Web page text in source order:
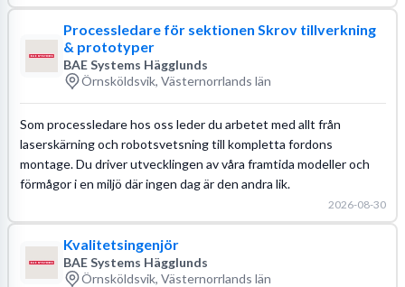
Processledare för sektionen Skrov tillverkning
& prototyper
BAE Systems Hägglunds
Örnsköldsvik, Västernorrlands län
Som processledare hos oss leder du arbetet med allt från
laserskärning och robotsvetsning till kompletta fordons
montage. Du driver utvecklingen av våra framtida modeller och
förmågor i en miljö där ingen dag är den andra lik.
2026-08-30
Kvalitetsingenjör
BAE Systems Hägglunds
Örnsköldsvik, Västernorrlands län